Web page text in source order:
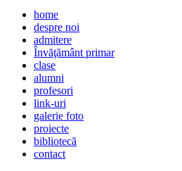
home
despre noi
admitere
Învăţământ primar
clase
alumni
profesori
link-uri
galerie foto
proiecte
bibliotecă
contact